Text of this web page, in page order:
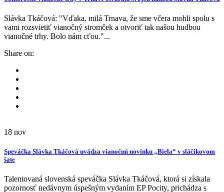
Slávka Tkáčová: "Vďaka, milá Trnava, že sme včera mohli spolu s
vami rozsvietiť vianočný stromček a otvoriť tak našou hudbou
vianočné trhy. Bolo nám cťou."...
Share on:
18 nov
Speváčka Slávka Tkáčová uvádza vianočnú novinku „Biela“ v sláčikovom
šate
Talentovaná slovenská speváčka Slávka Tkáčová, ktorá si získala
pozornosť nedávnym úspešným vydaním EP Pocity, prichádza s